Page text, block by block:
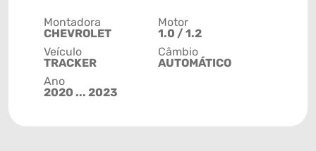
Montadora
CHEVROLET
Veículo
TRACKER
Ano
2020 ... 2023
Motor
1.0 / 1.2
Câmbio
AUTOMÁTICO